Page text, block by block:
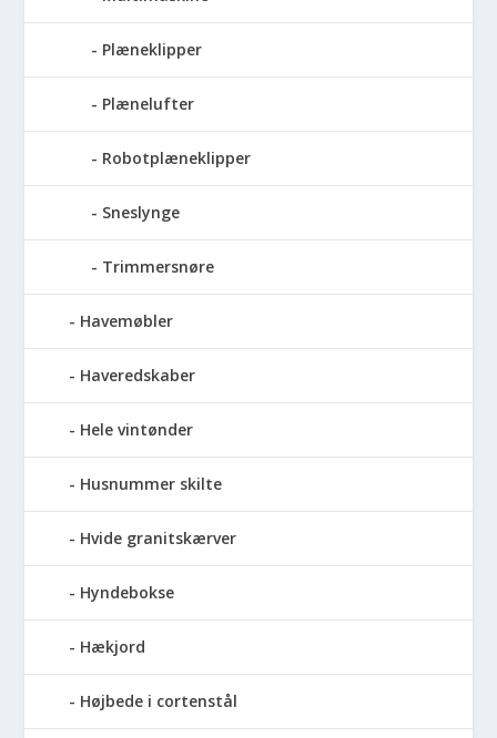
Plæneklipper
Plænelufter
Robotplæneklipper
Sneslynge
Trimmersnøre
Havemøbler
Haveredskaber
Hele vintønder
Husnummer skilte
Hvide granitskærver
Hyndebokse
Hækjord
Højbede i cortenstål